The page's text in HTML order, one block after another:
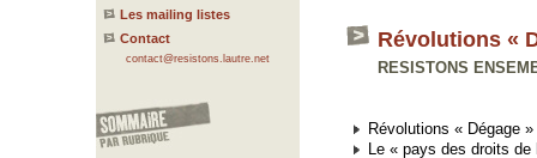
Les mailing listes
Contact
contact@resistons.lautre.net
Révolutions «
RESISTONS
Révolutions « Dégage
Le « pays des droits de